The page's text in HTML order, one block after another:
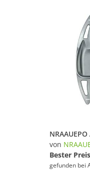
von
Bester Preis
gefunden bei